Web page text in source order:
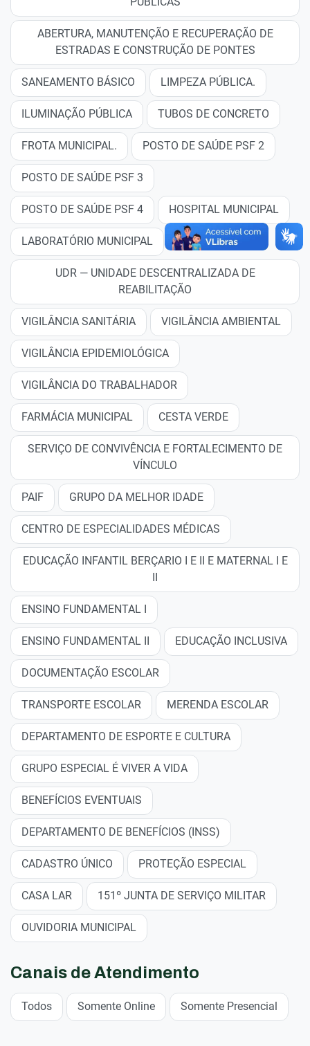
ABERTURA, MANUTENÇÃO E RECUPERAÇÃO DE
ESTRADAS E CONSTRUÇÃO DE PONTES
SANEAMENTO BÁSICO LIMPEZA PÚBLICA.
ILUMINAÇÃO PÚBLICA TUBOS DE CONCRETO
FROTA MUNICIPAL. POSTO DE SAÚDE PSF 2
POSTO DE SAÚDE PSF 3
POSTO DE SAÚDE PSF 4 HOSPITAL MUNICIPAL
LABORATÓRIO MUNICIPAL
UDR — UNIDADE DESCENTRALIZADA DE
REABILITAÇÃO
VIGILÂNCIA SANITÁRIA VIGILÂNCIA AMBIENTAL
VIGILÂNCIA EPIDEMIOLÓGICA
VIGILÂNCIA DO TRABALHADOR
FARMÁCIA MUNICIPAL CESTA VERDE
SERVIÇO DE CONVIVÊNCIA E FORTALECIMENTO DE
VÍNCULO
PAIF GRUPO DA MELHOR IDADE
CENTRO DE ESPECIALIDADES MÉDICAS
EDUCAÇÃO INFANTIL BERÇARIO I E II E MATERNAL I E
ENSINO FUNDAMENTAL I
ENSINO FUNDAMENTAL II EDUCAÇÃO INCLUSIVA
DOCUMENTAÇÃO ESCOLAR
TRANSPORTE ESCOLAR MERENDA ESCOLAR
DEPARTAMENTO DE ESPORTE E CULTURA
GRUPO ESPECIAL É VIVER A VIDA
BENEFÍCIOS EVENTUAIS
DEPARTAMENTO DE BENEFÍCIOS (INSS)
CADASTRO ÚNICO PROTEÇÃO ESPECIAL
CASA LAR 151º JUNTA DE SERVIÇO MILITAR
OUVIDORIA MUNICIPAL
Canais de Atendimento
Todos Somente Online Somente Presencial